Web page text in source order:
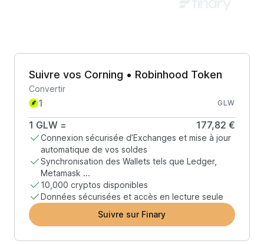
Suivre vos Corning • Robinhood Token
Convertir
GLW
1 GLW = 177,82 €
Connexion sécurisée d’Exchanges et mise à jour
automatique de vos soldes
Synchronisation des Wallets tels que Ledger,
Metamask ...
10,000 cryptos disponibles
Données sécurisées et accès en lecture seule
Suivre sur Finary